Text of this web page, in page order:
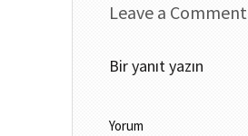
Leave a Comment
Bir yanıt yazın
Yorum